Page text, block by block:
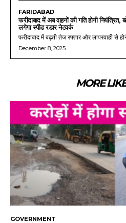
FARIDABAD
फरीदाबाद में अब वाहनों की गति होगी
लगेगा स्पीड रडार नेटवर्क
फरीदाबाद में बढ़ती तेज रफ्तार और लापरवाही से
December 8, 2025
MORE
GOVERNMENT